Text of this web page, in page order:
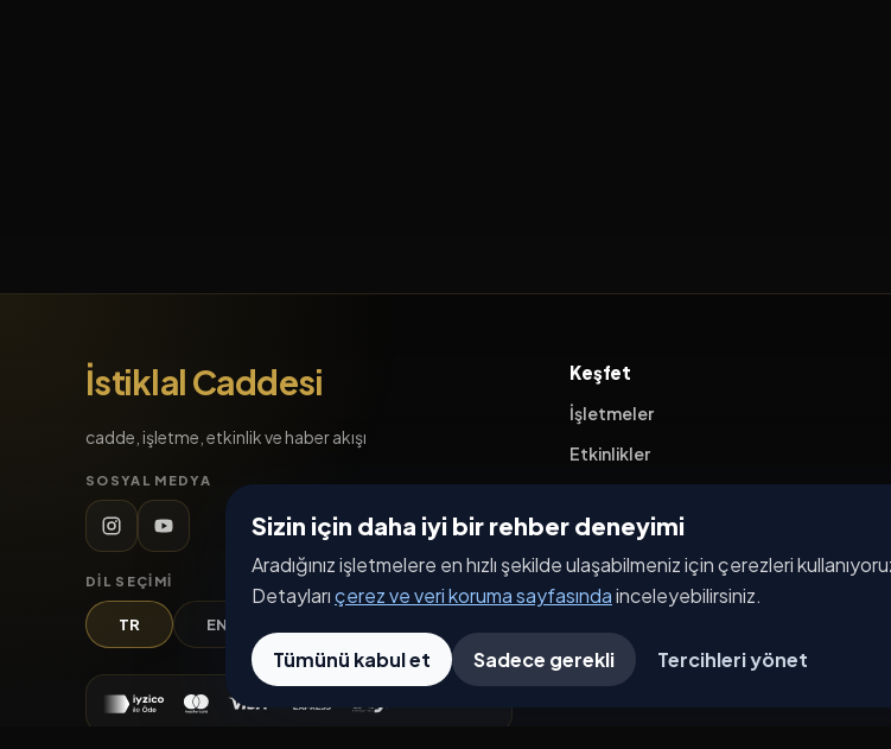
Sizin için daha iyi bir rehber deneyimi
Aradığınız işletmelere en hızlı şekilde ulaşabilmeniz için çerezleri
Detaylarıçerez ve veri koruma sayfasındainceleyebilirsiniz.
Tümünü kabul et Sadece gerekli Tercihleri yönet
İstiklal Caddesi
cadde, işletme, etkinlik ve haber akışı
SOSYAL MEDYA
DIL SEÇIMI
TR EN
Keşfet
İşletmeler
Etkinlikler
Haberler
İşletme Başvurusu